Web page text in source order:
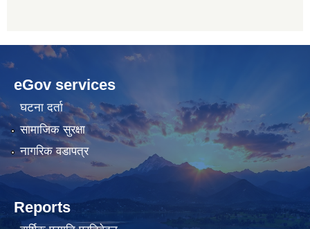
betwild
cratosroyalbet
bahis
siteleri
hdasianporns.net
lunadark.org
bahis
siteleri
eGov services
घटना दर्ता
सामाजिक सुरक्षा
नागरिक वडापत्र
Reports